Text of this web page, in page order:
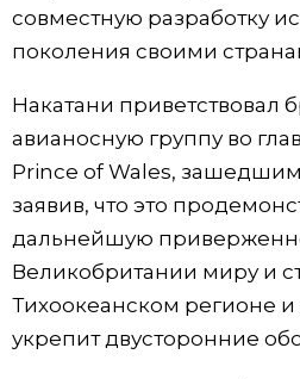
Общество
Культура
Жизнь
Технологии
Токио
Еда и напитки
совместную разработку
поколения своими
Накатани приветствовал
авианосную группу во
Prince of Wales,
заявив, что это
дальнейшую
Великобритании миру и
Тихоокеанском регионе
укрепит двусторонние